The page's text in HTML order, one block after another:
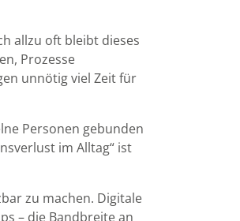
allzu oft bleibt dieses
Prozesse
unnötig viel Zeit für
Personen gebunden
im Alltag“ ist
zu machen. Digitale
– die Bandbreite an